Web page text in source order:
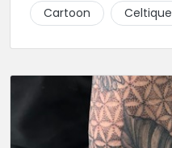
Cartoon
Celtique